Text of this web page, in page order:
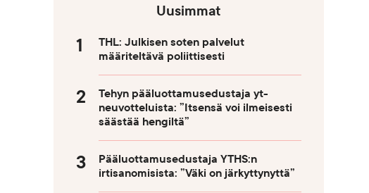
Uusimmat
THL: Julkisen soten palvelut
määriteltävä poliittisesti
Tehyn pääluottamusedustaja yt-
neuvotteluista: ”Itsensä voi ilmeisesti
säästää hengiltä”
Pääluottamusedustaja YTHS:n
irtisanomisista: ”Väki on järkyttynyttä”